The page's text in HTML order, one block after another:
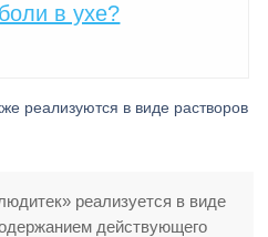
боли в ухе?
реализуются в виде растворов
реализуется в виде
действующего